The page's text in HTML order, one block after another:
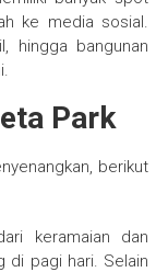
ke media sosial.
hingga bangunan
Park
berikut
keramaian dan
di pagi hari. Selain